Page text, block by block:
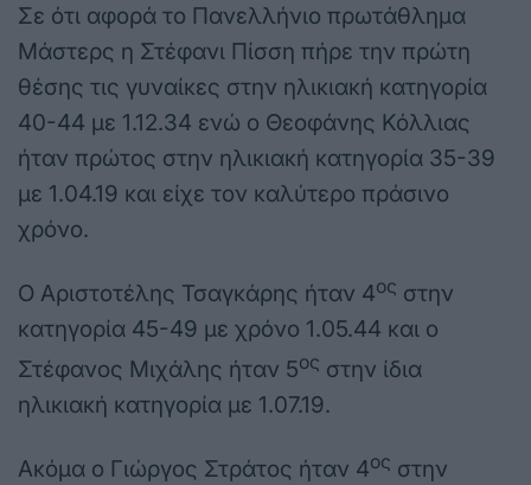
Σε ότι αφορά το Πανελλήνιο πρωτάθλημα
Μάστερς η Στέφανι Πίσση πήρε την πρώτη
θέσης τις γυναίκες στην ηλικιακή κατηγορία
40-44 με 1.12.34 ενώ ο Θεοφάνης Κόλλιας
ήταν πρώτος στην ηλικιακή κατηγορία 35-39
με 1.04.19 και είχε τον καλύτερο πράσινο
χρόνο.
Ο Αριστοτέλης Τσαγκάρης ήταν 4ος στην
κατηγορία 45-49 με χρόνο 1.05.44 και ο
Στέφανος Μιχάλης ήταν 5ος στην ίδια
ηλικιακή κατηγορία με 1.07.19.
Ακόμα ο Γιώργος Στράτος ήταν 4ος στην